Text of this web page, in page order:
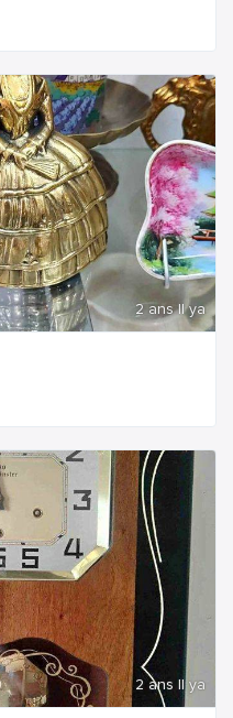
2 ans Il ya
2 ans Il ya